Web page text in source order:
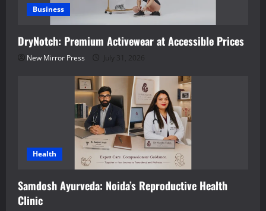
Business
DryNotch: Premium Activewear at Accessible Prices
New Mirror Press July 31, 2026
Health
Samdosh Ayurveda: Noida’s Reproductive Health
Clinic